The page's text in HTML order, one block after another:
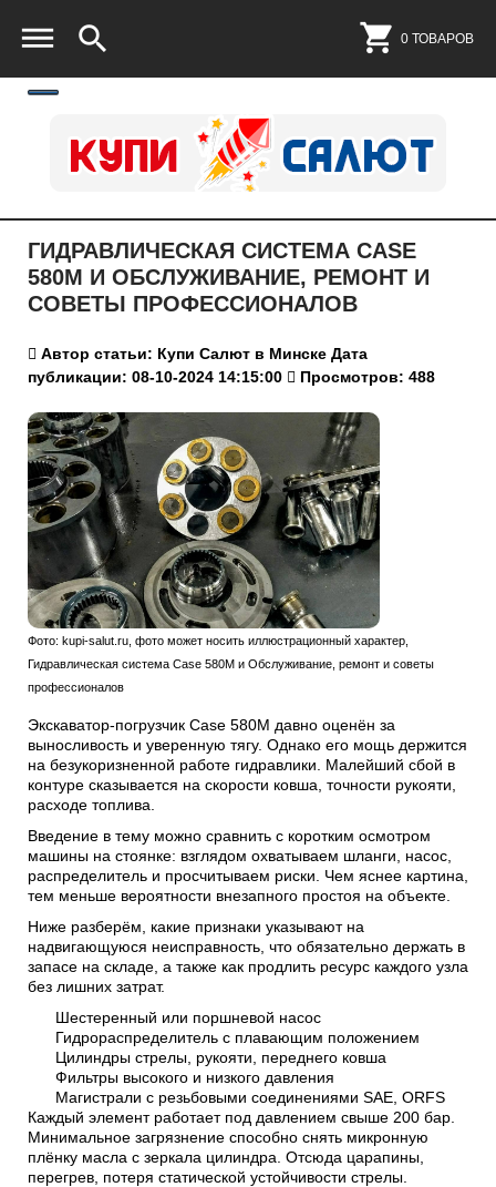
0 ТОВАРОВ
ГИДРАВЛИЧЕСКАЯ СИСТЕМА CASE
580M И ОБСЛУЖИВАНИЕ, РЕМОНТ И
СОВЕТЫ ПРОФЕССИОНАЛОВ
Автор статьи: Купи Салют в Минске Дата
публикации: 08-10-2024 14:15:00
Просмотров: 488
Фото: kupi-salut.ru, фото может носить иллюстрационный характер,
Гидравлическая система Case 580M и Обслуживание, ремонт и советы
профессионалов
Экскаватор-погрузчик Case 580M давно оценён за
выносливость и уверенную тягу. Однако его мощь держится
на безукоризненной работе гидравлики. Малейший сбой в
контуре сказывается на скорости ковша, точности рукояти,
расходе топлива.
Введение в тему можно сравнить с коротким осмотром
машины на стоянке: взглядом охватываем шланги, насос,
распределитель и просчитываем риски. Чем яснее картина,
тем меньше вероятности внезапного простоя на объекте.
Ниже разберём, какие признаки указывают на
надвигающуюся неисправность, что обязательно держать в
запасе на складе, а также как продлить ресурс каждого узла
без лишних затрат.
Шестеренный или поршневой насос
Гидрораспределитель с плавающим положением
Цилиндры стрелы, рукояти, переднего ковша
Фильтры высокого и низкого давления
Магистрали с резьбовыми соединениями SAE, ORFS
Каждый элемент работает под давлением свыше 200 бар.
Минимальное загрязнение способно снять микронную
плёнку масла с зеркала цилиндра. Отсюда царапины,
перегрев, потеря статической устойчивости стрелы.